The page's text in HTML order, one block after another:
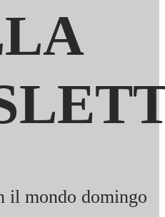
il mondo domingo